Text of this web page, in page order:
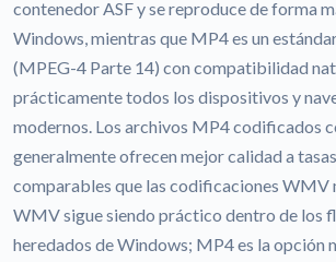
contenedor ASF y se reproduce de forma
Windows, mientras que MP4 es un
(MPEG-4 Parte 14) con compatibilidad
prácticamente todos los dispositivos y
modernos. Los archivos MP4 codificados
generalmente ofrecen mejor calidad a
comparables que las codificaciones WMV
WMV sigue siendo práctico dentro de los
heredados de Windows; MP4 es la opción